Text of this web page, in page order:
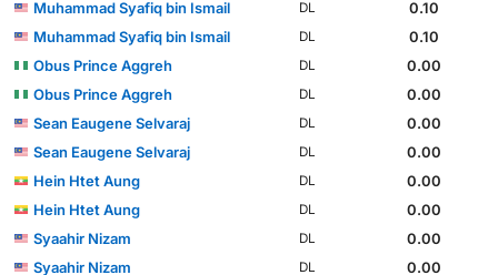
Muhammad Syafiq bin Ismail DL
0.10
Muhammad Syafiq bin Ismail
DL
0.10
Obus Prince Aggreh
DL
0.00
Obus Prince Aggreh
DL
0.00
Sean Eaugene Selvaraj
DL
0.00
Sean Eaugene Selvaraj
DL
0.00
Hein Htet Aung
DL
0.00
Hein Htet Aung
DL
0.00
Syaahir Nizam
DL
0.00
Syaahir Nizam
DL 0.00